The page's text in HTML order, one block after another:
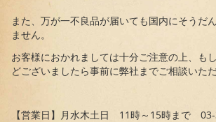
また、万が一不良品が届いても国内にそうだ
ません。
お客様におかれましては十分ご注意の上、も
どございましたら事前に弊社までご相談いた
【営業日】月水木土日 11時～15時まで